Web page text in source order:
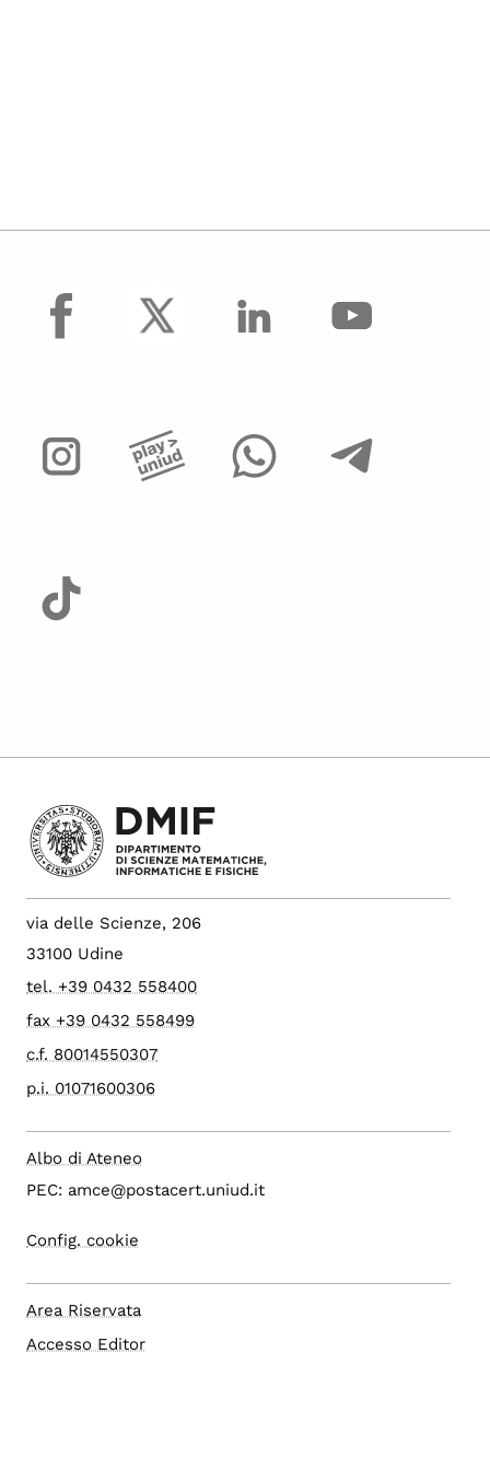
facebook
via delle Scienze, 206
33100 Udine
tel. +39 0432 558400
fax +39 0432 558499
c.f. 80014550307
p.i. 01071600306
Albo di Ateneo
PEC: amce@postacert.uniud.it
Config. cookie
Area Riservata
Accesso Editor